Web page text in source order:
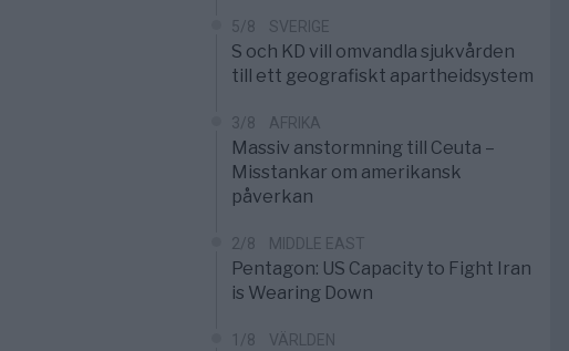
5/8 SVERIGE
S och KD vill omvandla sjukvården
till ett geografiskt apartheidsystem
3/8 AFRIKA
Massiv anstormning till Ceuta –
Misstankar om amerikansk
påverkan
2/8 MIDDLE EAST
Pentagon: US Capacity to Fight Iran
is Wearing Down
1/8 VÄRLDEN